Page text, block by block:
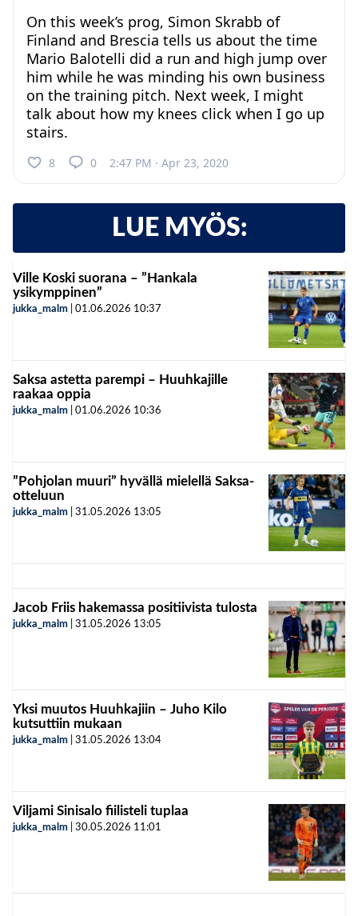
On this week’s prog, Simon Skrabb of
Finland and Brescia tells us about the time
Mario Balotelli did a run and high jump over
him while he was minding his own business
on the training pitch. Next week, I might
talk about how my knees click when I go up
stairs.
8 0 2:47 PM · Apr 23, 2020
LUE MYÖS:
Ville Koski suorana – ”Hankala
ysikymppinen”
jukka_malm 01.06.2026 10:37
Saksa astetta parempi – Huuhkajille
raakaa oppia
jukka_malm 01.06.2026 10:36
”Pohjolan muuri” hyvällä mielellä Saksa-
otteluun
jukka_malm 31.05.2026 13:05
Jacob Friis hakemassa positiivista tulosta
jukka_malm 31.05.2026 13:05
Yksi muutos Huuhkajiin – Juho Kilo
kutsuttiin mukaan
jukka_malm 31.05.2026 13:04
Viljami Sinisalo fiilisteli tuplaa
jukka_malm 30.05.2026 11:01